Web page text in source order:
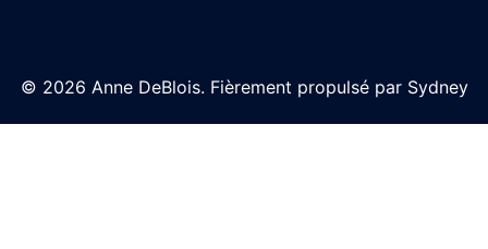
© 2026 Anne DeBlois. Fièrement propulsé par Sydney